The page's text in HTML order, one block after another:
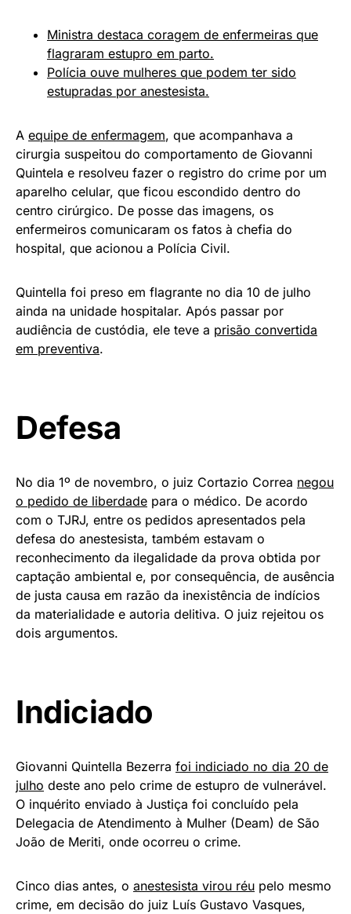
Ministra destaca coragem de enfermeiras que
flagraram estupro em parto.
Polícia ouve mulheres que podem ter sido
estupradas por anestesista.
A equipe de enfermagem, que acompanhava a
cirurgia suspeitou do comportamento de Giovanni
Quintela e resolveu fazer o registro do crime por um
aparelho celular, que ficou escondido dentro do
centro cirúrgico. De posse das imagens, os
enfermeiros comunicaram os fatos à chefia do
hospital, que acionou a Polícia Civil.
Quintella foi preso em flagrante no dia 10 de julho
ainda na unidade hospitalar. Após passar por
audiência de custódia, ele teve a prisão convertida
em preventiva.
Defesa
No dia 1º de novembro, o juiz Cortazio Correa negou
o pedido de liberdade para o médico. De acordo
com o TJRJ, entre os pedidos apresentados pela
defesa do anestesista, também estavam o
reconhecimento da ilegalidade da prova obtida por
captação ambiental e, por consequência, de ausência
de justa causa em razão da inexistência de indícios
da materialidade e autoria delitiva. O juiz rejeitou os
dois argumentos.
Indiciado
Giovanni Quintella Bezerra foi indiciado no dia 20 de
julho deste ano pelo crime de estupro de vulnerável.
O inquérito enviado à Justiça foi concluído pela
Delegacia de Atendimento à Mulher (Deam) de São
João de Meriti, onde ocorreu o crime.
Cinco dias antes, o anestesista virou réu pelo mesmo
crime, em decisão do juiz Luís Gustavo Vasques,